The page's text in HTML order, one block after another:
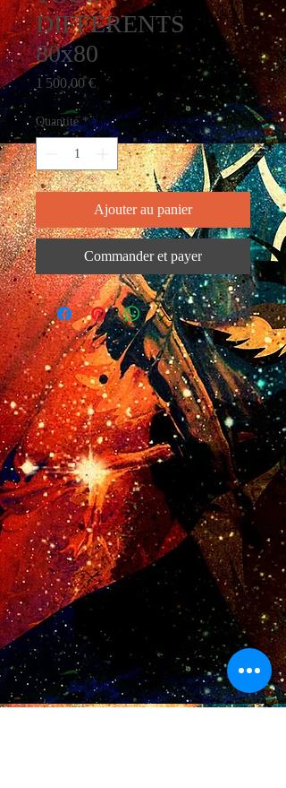
DIFFERENTS
80x80
1 500,00 €Prix
Quantité *
Ajouter au panier
Commander et payer